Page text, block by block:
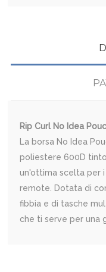
Rip Curl No Idea
La borsa No Idea
poliestere 600D
un'ottima scelta per
remote. Dotata di
fibbia e di tasche
che ti serve per una